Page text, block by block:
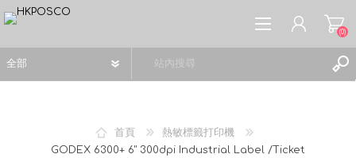
(0)
首頁
熱敏標籤打印機
GODEX 6300+ 6" 300dpi Industrial Label /Ticket